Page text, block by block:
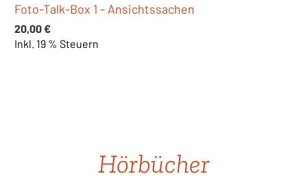
Foto-Talk-Box 2 - Blickwinkel
Regulärer Preis:
20,00 €
Inkl. 19 % Steuern
Hörbücher